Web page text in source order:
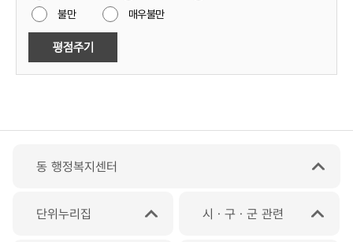
불만
매우불만
동 행정복지센터
단위누리집 시ㆍ구ㆍ군 관련